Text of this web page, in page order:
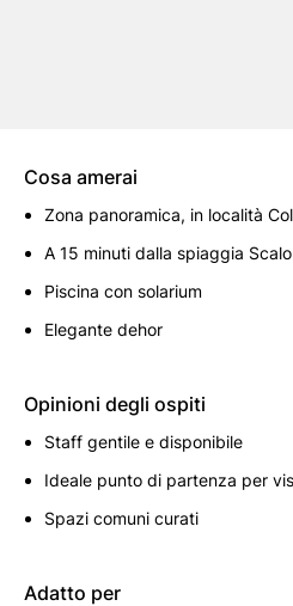
Cosa amerai
Zona panoramica, in località
A 15 minuti dalla spiaggia
Piscina con solarium
Elegante dehor
Opinioni degli ospiti
Staff gentile e disponibile
Ideale punto di partenza per
Spazi comuni curati
Adatto per